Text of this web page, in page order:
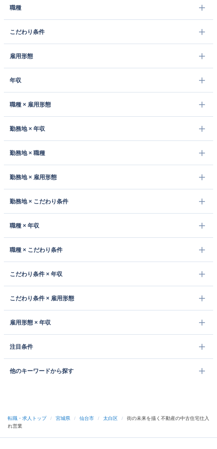
職種
こだわり条件
雇用形態
年収
職種 × 雇用形態
勤務地 × 年収
勤務地 × 職種
勤務地 × 雇用形態
勤務地 × こだわり条件
職種 × 年収
職種 × こだわり条件
こだわり条件 × 年収
こだわり条件 × 雇用形態
雇用形態 × 年収
注目条件
他のキーワードから探す
転職・求人トップ / 宮城県 / 仙台市 / 太白区 /
街の未来を描く不動産の中古住宅仕入
れ営業